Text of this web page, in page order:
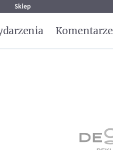
Sklep
Komentarze